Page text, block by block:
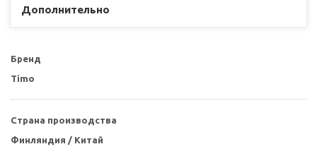
Дополнительно
Бренд
Timo
Страна производства
Финляндия / Китай